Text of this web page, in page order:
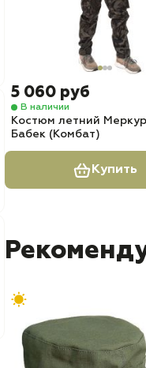
5 060 руб
В наличии
Костюм летний
Бабек (Комбат)
Купить